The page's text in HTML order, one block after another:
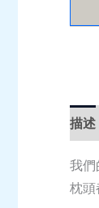
描述
我們
枕頭